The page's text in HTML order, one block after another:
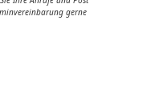
gerne